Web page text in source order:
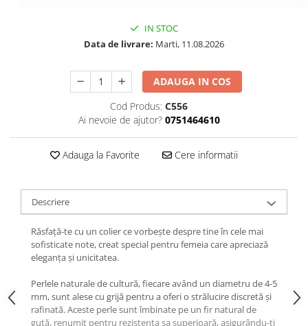
IN STOC
Data de livrare: Marti, 11.08.2026
ADAUGA IN COS
Cod Produs: C556
Ai nevoie de ajutor? 0751464610
Adauga la Favorite Cere informatii
Descriere
Răsfață-te cu un colier ce vorbește despre tine în cele mai
sofisticate note, creat special pentru femeia care apreciază
eleganța și unicitatea.
Perlele naturale de cultură, fiecare având un diametru de 4-5
mm, sunt alese cu grijă pentru a oferi o strălucire discretă și
rafinată. Aceste perle sunt îmbinate pe un fir natural de
gută, renumit pentru rezistența sa superioară, asigurându-ți